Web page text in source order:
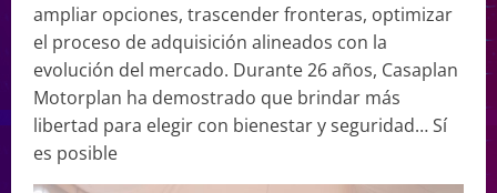
ampliar opciones, trascender fronteras, optimizar
el proceso de adquisición alineados con la
evolución del mercado. Durante 26 años, Casaplan
Motorplan ha demostrado que brindar más
libertad para elegir con bienestar y seguridad… Sí
es posible